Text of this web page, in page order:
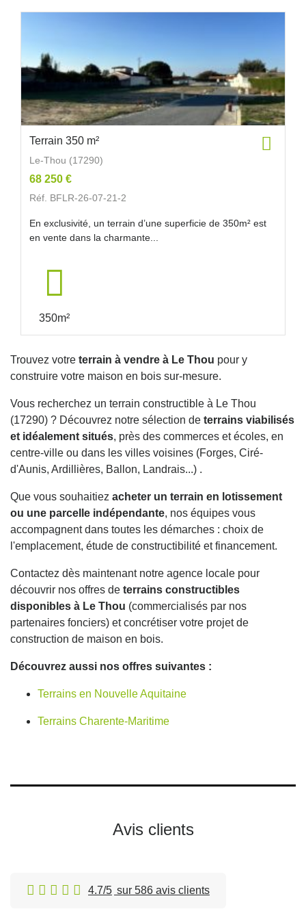
Terrain 350 m²
Le-Thou (17290)
68 250 €
Réf. BFLR-26-07-21-2
En exclusivité, un terrain d’une superficie de 350m² est
en vente dans la charmante...
350m²
Trouvez votre terrain à vendre à Le Thou pour y
construire votre maison en bois sur-mesure.
Vous recherchez un terrain constructible à Le Thou
(17290) ? Découvrez notre sélection de terrains viabilisés
et idéalement situés, près des commerces et écoles, en
centre-ville ou dans les villes voisines (Forges, Ciré-
d'Aunis, Ardillières, Ballon, Landrais...) .
Que vous souhaitiez acheter un terrain en lotissement
ou une parcelle indépendante, nos équipes vous
accompagnent dans toutes les démarches : choix de
l'emplacement, étude de constructibilité et financement.
Contactez dès maintenant notre agence locale pour
découvrir nos offres de terrains constructibles
disponibles à Le Thou (commercialisés par nos
partenaires fonciers) et concrétiser votre projet de
construction de maison en bois.
Découvrez aussi nos offres suivantes :
Terrains en Nouvelle Aquitaine
Terrains Charente-Maritime
Avis clients
4.7/5 sur 586 avis clients